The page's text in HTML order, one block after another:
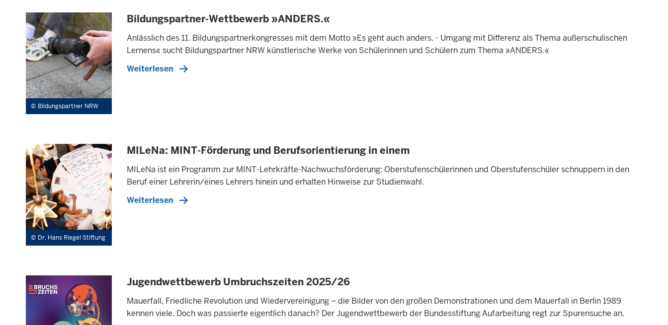
Bildungspartner NRW
Bildungspartner-Wettbewerb »ANDERS.«
Anlässlich des 11. Bildungspartnerkongresses mit dem Motto »Es geht auch anders. - Umgang mit Differenz als Thema außerschulischen
Lernens« sucht Bildungspartner NRW künstlerische Werke von Schülerinnen und Schülern zum Thema »ANDERS.«
Weiterlesen
Dr. Hans Riegel Stiftung
MILeNa: MINT-Förderung und Berufsorientierung in einem
MILeNa ist ein Programm zur MINT-Lehrkräfte-Nachwuchsförderung: Oberstufenschülerinnen und Oberstufenschüler schnuppern in den
Beruf einer Lehrerin/eines Lehrers hinein und erhalten Hinweise zur Studienwahl.
Weiterlesen
Jugendwettbewerb Umbruchszeiten 2025/26
Mauerfall, Friedliche Revolution und Wiedervereinigung – die Bilder von den großen Demonstrationen und dem Mauerfall in Berlin 1989
kennen viele. Doch was passierte eigentlich danach? Der Jugendwettbewerb der Bundesstiftung Aufarbeitung regt zur Spurensuche an.